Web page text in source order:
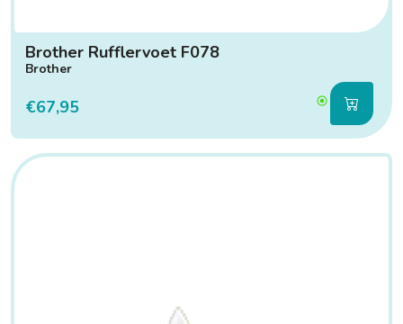
Brother Rufflervoet F078
Brother
€67,95